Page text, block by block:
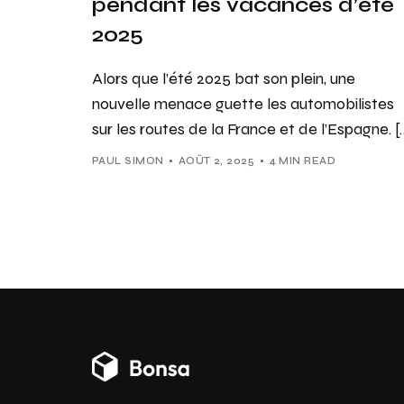
2025
Alors que l’été 2025 bat son plein, une
nouvelle menace guette les automobilistes
sur les routes de la France et de l’Espagne.
PAUL SIMON AOÛT 2, 2025 4 MIN READ